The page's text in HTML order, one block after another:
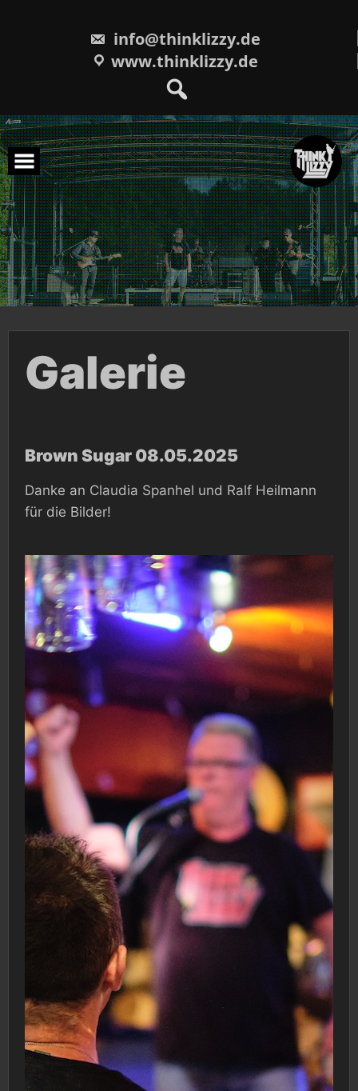
info@thinklizzy.de
www.thinklizzy.de
Galerie
Brown Sugar 08.05.2025
Danke an Claudia Spanhel und Ralf Heilmann
für die Bilder!